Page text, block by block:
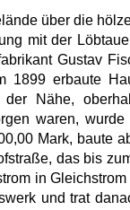
über die
mit der
Gustav
1899 erbaute
der Nähe,
waren,
Mark, baute
das bis
in
und trat